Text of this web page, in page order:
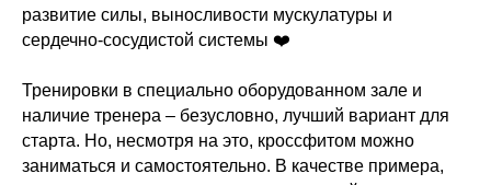
развитие силы, выносливости мускулатуры и
сердечно-сосудистой системы ❤️
Тренировки в специально оборудованном зале и
наличие тренера – безусловно, лучший вариант для
старта. Но, несмотря на это, кроссфитом можно
заниматься и самостоятельно. В качестве примера,